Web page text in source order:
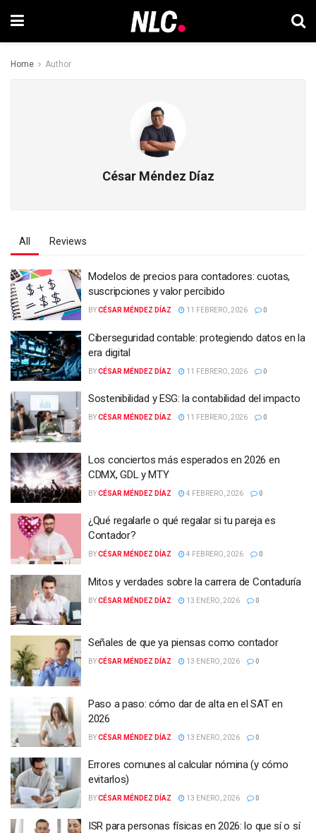
Home Author
César Méndez Díaz
All Reviews
Modelos de precios para contadores: cuotas,
suscripciones y valor percibido
BYCÉSAR MÉNDEZ DÍAZ 11 FEBRERO, 2026 0
Ciberseguridad contable: protegiendo datos en la
era digital
BYCÉSAR MÉNDEZ DÍAZ 11 FEBRERO, 2026 0
Sostenibilidad y ESG: la contabilidad del impacto
BYCÉSAR MÉNDEZ DÍAZ 11 FEBRERO, 2026 0
Los conciertos más esperados en 2026 en
CDMX, GDL y MTY
BYCÉSAR MÉNDEZ DÍAZ 4 FEBRERO, 2026 0
¿Qué regalarle o qué regalar si tu pareja es
Contador?
BYCÉSAR MÉNDEZ DÍAZ 4 FEBRERO, 2026 0
Mitos y verdades sobre la carrera de Contaduría
BYCÉSAR MÉNDEZ DÍAZ 13 ENERO, 2026 0
Señales de que ya piensas como contador
BYCÉSAR MÉNDEZ DÍAZ 13 ENERO, 2026 0
Paso a paso: cómo dar de alta en el SAT en
2026
BYCÉSAR MÉNDEZ DÍAZ 13 ENERO, 2026 0
Errores comunes al calcular nómina (y cómo
evitarlos)
BYCÉSAR MÉNDEZ DÍAZ 13 ENERO, 2026 0
ISR para personas físicas en 2026: lo que sí o sí